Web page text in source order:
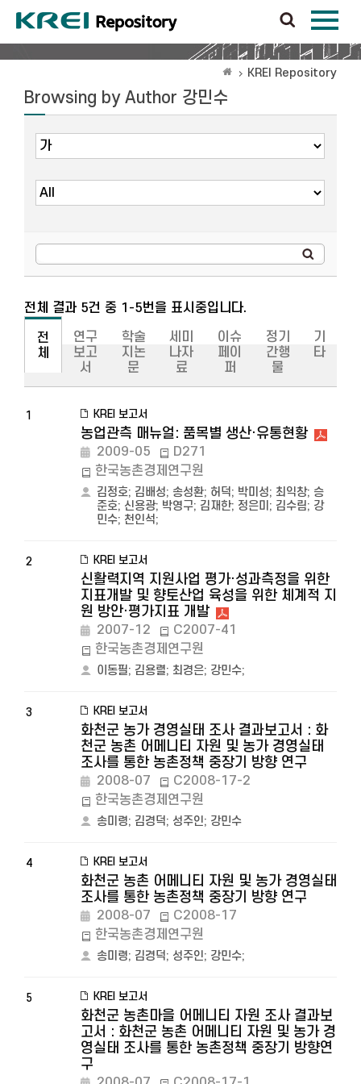
KREI Repository
Browsing by Author 강민수
전체 결과 5건 중 1-5번을 표시중입니다.
전
체
연구
보고
서
학술
지논
문
세미
나자
료
이슈
페이
퍼
정기
간행
물
기
타
1 KREI 보고서
농업관측 매뉴얼: 품목별 생산·유통현황
2009-05
D271
한국농촌경제연구원
김정호; 김배성; 송성환; 허덕; 박미성; 최익창; 승
준호; 신용광; 박영구; 김재한; 정은미 ; 김수림; 강
민수; 천인석;
2 KREI 보고서
신활력지역 지원사업 평가·성과측정을 위한
지표개발 및 향토산업 육성을 위한 체계적 지
원 방안·평가지표 개발
2007-12
C2007-41
한국농촌경제연구원
이동필; 김용렬; 최경은; 강민수;
3 KREI 보고서
화천군 농가 경영실태 조사 결과보고서 : 화
천군 농촌 어메니티 자원 및 농가 경영실태
조사를 통한 농촌정책 중장기 방향 연구
2008-07
C2008-17-2
한국농촌경제연구원
송미령; 김경덕; 성주인; 강민수
4 KREI 보고서
화천군 농촌 어메니티 자원 및 농가 경영실태
조사를 통한 농촌정책 중장기 방향 연구
2008-07
C2008-17
한국농촌경제연구원
송미령; 김경덕; 성주인; 강민수;
5 KREI 보고서
화천군 농촌마을 어메니티 자원 조사 결과보
고서 : 화천군 농촌 어메니티 자원 및 농가 경
영실태 조사를 통한 농촌정책 중장기 방향연
구